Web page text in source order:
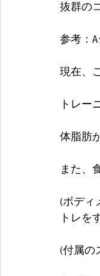
抜群の
参考：A
現在、
トレー
体脂肪
また、
(ボディ
トレを
(付属の